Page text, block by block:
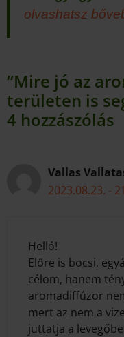
olvashatsz
“Mire jó az
területen is
4 hozzászólás
Vallas
2023.08.23. -
Helló!
Előre is bocsi,
célom, hanem
aromadiffúzor
mert az nem a
juttatja a